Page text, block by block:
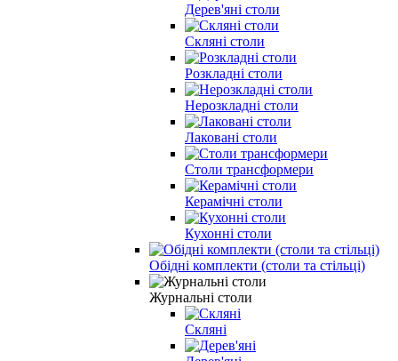
Дерев'яні столи
Скляні столи
Розкладні столи
Нерозкладні столи
Лаковані столи
Столи трансформери
Керамічні столи
Кухонні столи
Обідні комплекти (столи та стільці)
Журнальні столи
Скляні